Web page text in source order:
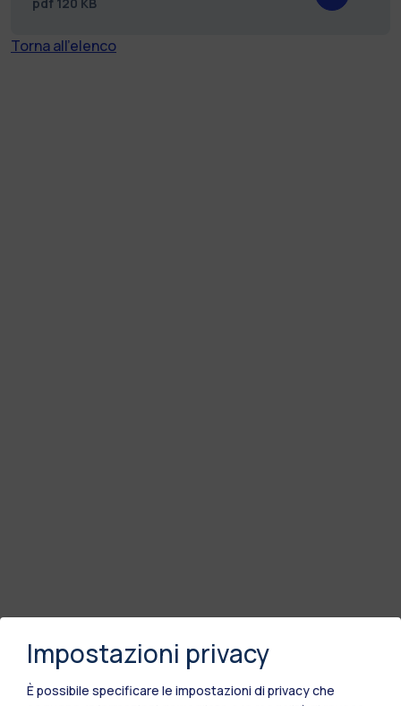
Torna all'elenco
Impostazioni privacy
È possibile specificare le impostazioni di privacy che